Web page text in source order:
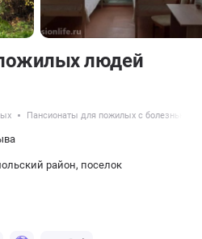
людей
Пансионаты для пожилых с болезнью
район, поселок